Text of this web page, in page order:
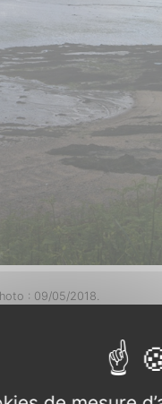
: 09/05/2018.
n’est pas indiqué,
qui surplombe la